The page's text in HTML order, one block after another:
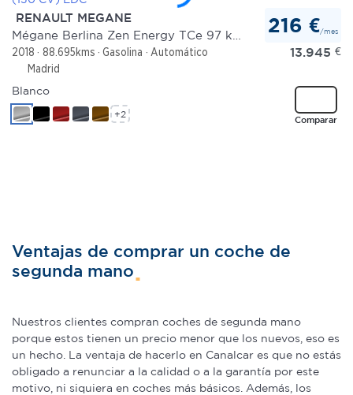
RENAULT MEGANE
2018 88.695kms Gasolina
Automático
Madrid
216 €/mes
13.945 €
Comparar
Blanco
+2
Ventajas de comprar un coche de
segunda mano
Nuestros clientes compran coches de segunda mano
porque estos tienen un precio menor que los nuevos, eso es
un hecho. La ventaja de hacerlo en Canalcar es que no estás
obligado a renunciar a la calidad o a la garantía por este
motivo, ni siquiera en coches más básicos. Además, los